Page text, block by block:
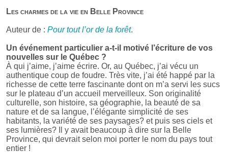
Les charmes de la vie en Belle Province
Auteur de : Pour tout l’or de la forêt.
Un événement particulier a-t-il motivé l’écriture de vos
nouvelles sur le Québec ?
À qui j’aime, j’aime écrire. Or, au Québec, j’ai vécu un
authentique coup de foudre. Très vite, j’ai été happé par la
richesse de cette terre fascinante dont on m’a servi les sucs
sur le plateau d’un accueil merveilleux. Son originalité
culturelle, son histoire, sa géographie, la beauté de sa
nature et de sa langue, l’élégante simplicité de ses
habitants, la variété de ses paysages? et puis ses ciels et
ses lumières? Il y avait beaucoup à dire sur la Belle
Province, qui devrait selon moi porter le nom du pays tout
entier !